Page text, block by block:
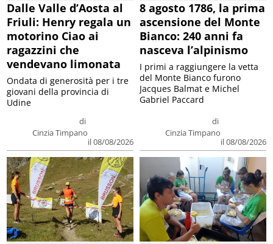
Dalle Valle d’Aosta al
Friuli: Henry regala un
motorino Ciao ai
ragazzini che
vendevano limonata
di
Cinzia Timpano
il 08/08/2026
Ondata di generosità per i tre
giovani della provincia di
Udine
8 agosto 1786, la prima
ascensione del Monte
Bianco: 240 anni fa
nasceva l’alpinismo
di
Cinzia Timpano
il 08/08/2026
I primi a raggiungere la vetta
del Monte Bianco furono
Jacques Balmat e Michel
Gabriel Paccard